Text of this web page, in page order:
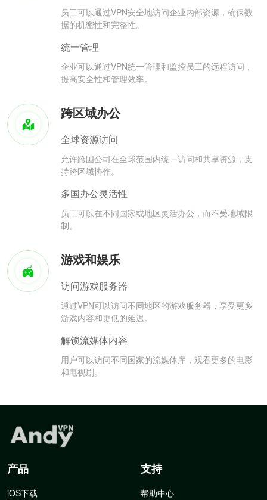
员工可以通过VPN安全地访问企业内部资源，确保数
据的机密性和完整性。
统一管理
企业可以通过VPN统一管理和监控员工的远程访问，
提高安全性和管理效率。
跨区域办公
全球资源访问
允许跨国公司在全球范围内统一访问和共享资源，支
持跨区域协作。
多国办公灵活性
员工可以在不同国家或地区灵活办公，而不受地域限
制。
游戏和娱乐
访问游戏服务器
通过VPN可以访问不同地区的游戏服务器，享受更多
游戏内容和更低的延迟。
解锁流媒体内容
用户可以访问不同国家的流媒体库，观看更多的电影
和电视剧。
产品
iOS下载
支持
帮助中心